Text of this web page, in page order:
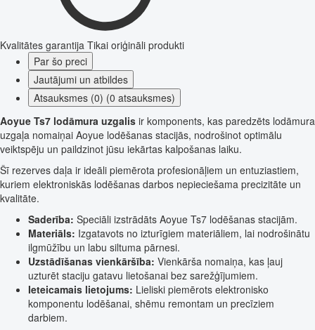
Kvalitātes garantija Tikai oriģināli produkti
Par šo preci
Jautājumi un atbildes
Atsauksmes (0) (0 atsauksmes)
Aoyue Ts7 lodāmura uzgalis ir komponents, kas paredzēts lodāmura
uzgaļa nomaiņai Aoyue lodēšanas stacijās, nodrošinot optimālu
veiktspēju un paildzinot jūsu iekārtas kalpošanas laiku.
Šī rezerves daļa ir ideāli piemērota profesionāļiem un entuziastiem,
kuriem elektroniskās lodēšanas darbos nepieciešama precizitāte un
kvalitāte.
Saderība: Speciāli izstrādāts Aoyue Ts7 lodēšanas stacijām.
Materiāls: Izgatavots no izturīgiem materiāliem, lai nodrošinātu
ilgmūžību un labu siltuma pārnesi.
Uzstādīšanas vienkāršība: Vienkārša nomaiņa, kas ļauj
uzturēt staciju gatavu lietošanai bez sarežģījumiem.
Ieteicamais lietojums: Lieliski piemērots elektronisko
komponentu lodēšanai, shēmu remontam un precīziem
darbiem.